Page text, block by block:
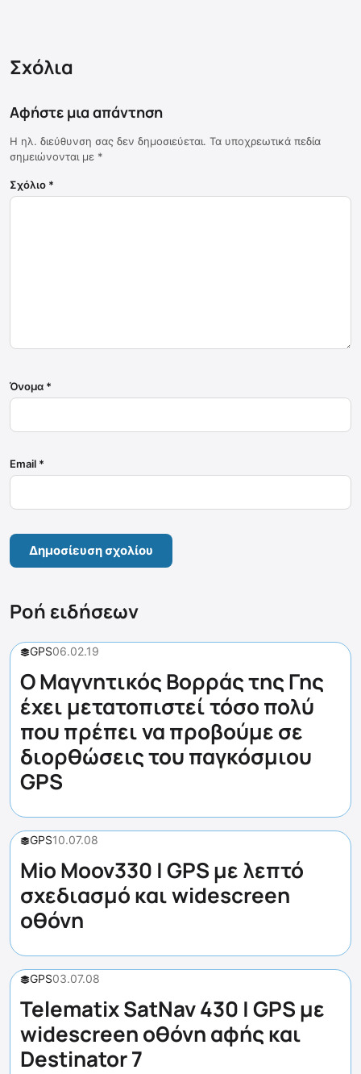
Σχόλια
Αφήστε μια απάντηση
Η ηλ. διεύθυνση σας δεν δημοσιεύεται. Τα υποχρεωτικά πεδία
σημειώνονται με *
Σχόλιο *
Όνομα *
Email *
Ροή ειδήσεων
GPS06.02.19
Ο Μαγνητικός Βορράς της Γης
έχει μετατοπιστεί τόσο πολύ
που πρέπει να προβούμε σε
διορθώσεις του παγκόσμιου
GPS
GPS10.07.08
Mio Moov330 | GPS με λεπτό
σχεδιασμό και widescreen
οθόνη
GPS03.07.08
Telematix SatNav 430 | GPS με
widescreen οθόνη αφής και
Destinator 7